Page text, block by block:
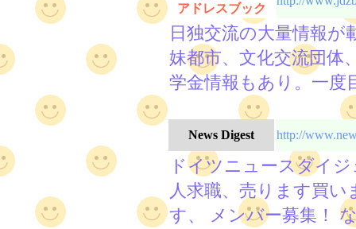
アドレスブック
日独交流の大量情報
妹都市、文化交流団体
学金情報もあり。一度
News Digest http://
ドイツニュースダイ
人求職、売ります買
す、 メンバー募集！